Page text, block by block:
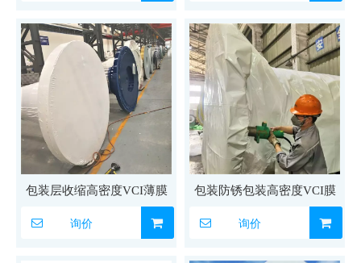
包装层收缩高密度VCI薄膜
询价
包装防锈包装高密度VCI膜
询价